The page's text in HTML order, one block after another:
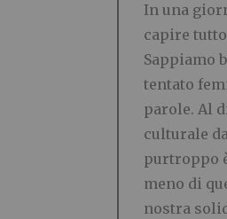
In una
capire
Sappiamo
tentato
parole. Al
culturale
purtroppo
meno di
nostra